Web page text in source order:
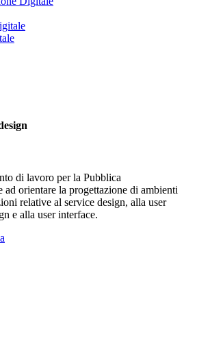
di lavoro per la Pubblica
ad orientare la progettazione di ambienti
relative al service design, alla user
e alla user interface.